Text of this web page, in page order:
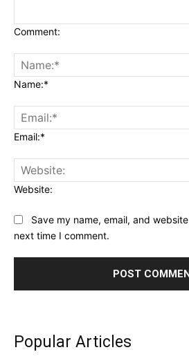
Comment:
Name:*
Email:*
Website:
Save my name, email, and
next time I comment.
Popular Articles